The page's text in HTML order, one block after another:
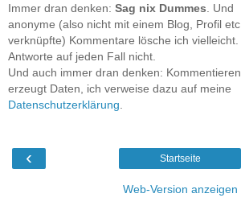
Immer dran denken: Sag nix Dummes . Und
anonyme (also nicht mit einem Blog, Profil etc
verknüpfte) Kommentare lösche ich vielleicht.
Antworte auf jeden Fall nicht.
Und auch immer dran denken: Kommentieren
erzeugt Daten, ich verweise dazu auf meine
Datenschutzerklärung
‹ Startseite
Web-Version anzeigen